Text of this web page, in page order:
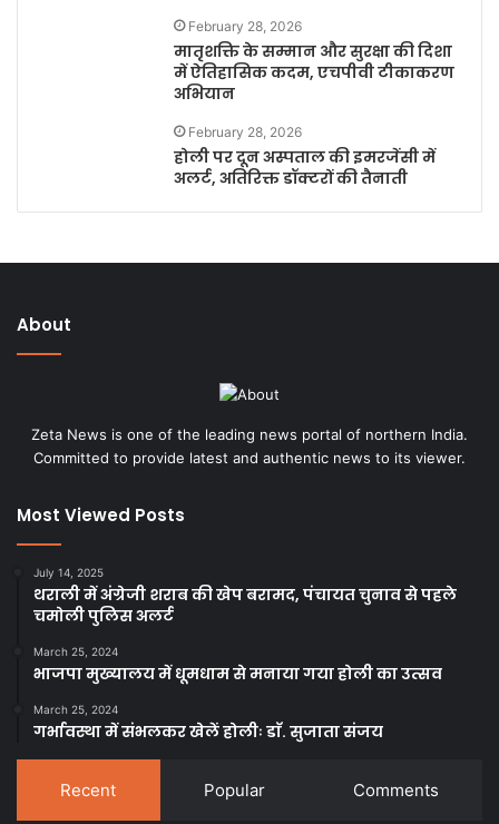
February 28, 2026
मातृशक्ति के सम्मान और सुरक्षा की दिशा
में ऐतिहासिक कदम, एचपीवी टीकाकरण
अभियान
February 28, 2026
होली पर दून अस्पताल की इमरजेंसी में
अलर्ट, अतिरिक्त डॉक्टरों की तैनाती
About
Zeta News is one of the leading news portal of northern India.
Committed to provide latest and authentic news to its viewer.
Most Viewed Posts
July 14, 2025
थराली में अंग्रेजी शराब की खेप बरामद, पंचायत चुनाव से पहले
चमोली पुलिस अलर्ट
March 25, 2024
भाजपा मुख्यालय में धूमधाम से मनाया गया होली का उत्सव
March 25, 2024
गर्भावस्था में संभलकर खेलें होलीः डाॅ. सुजाता संजय
Recent Popular Comments